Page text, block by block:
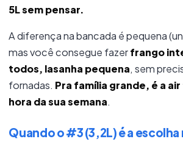
5L sem pensar.
A diferença na bancada é pequena
mas você consegue fazerfrango
todos, lasanha pequena, sem
fornadas. Pra família grande, é a
hora da sua semana.
Quando o #3 (3,2L) é a